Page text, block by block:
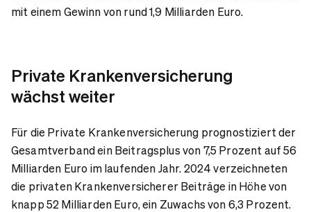
mit einem Gewinn von rund 1,9 Milliarden Euro.
Private Krankenversicherung
wächst weiter
Für die Private Krankenversicherung prognostiziert der
Gesamtverband ein Beitragsplus von 7,5 Prozent auf 56
Milliarden Euro im laufenden Jahr. 2024 verzeichneten
die privaten Krankenversicherer Beiträge in Höhe von
knapp 52 Milliarden Euro, ein Zuwachs von 6,3 Prozent.